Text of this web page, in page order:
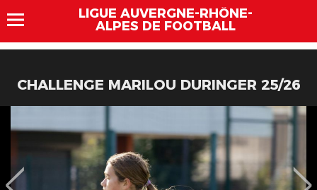
LIGUE AUVERGNE-RHÔNE-
ALPES DE FOOTBALL
CHALLENGE MARILOU DURINGER 25/26